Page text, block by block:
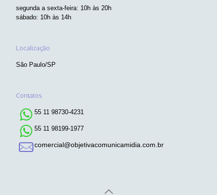
segunda a sexta-feira: 10h às 20h
sábado: 10h às 14h
Localização
São Paulo/SP
Contatos
55 11 98730-4231
55 11 98199-1977
comercial@objetivacomunicamidia.com.br